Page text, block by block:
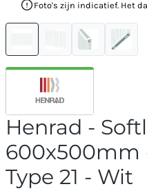
Foto's zijn indicatief. Het
Henrad -
600x500mm
Type 21 - Wit